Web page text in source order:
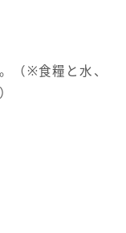
（※食糧と水、